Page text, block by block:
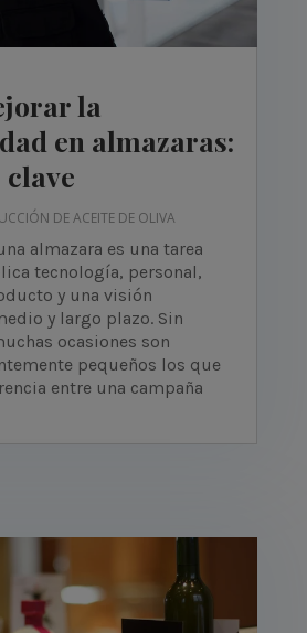
la
en almazaras:
DE ACEITE DE OLIVA
almazara es una tarea
tecnología, personal,
y una visión
y largo plazo. Sin
ocasiones son
pequeños los que
entre una campaña